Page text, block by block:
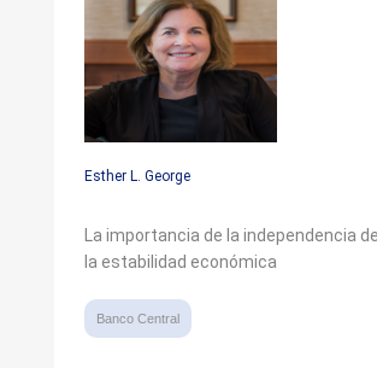
Esther L. George
La importancia de la independencia
la estabilidad económica
Banco Central